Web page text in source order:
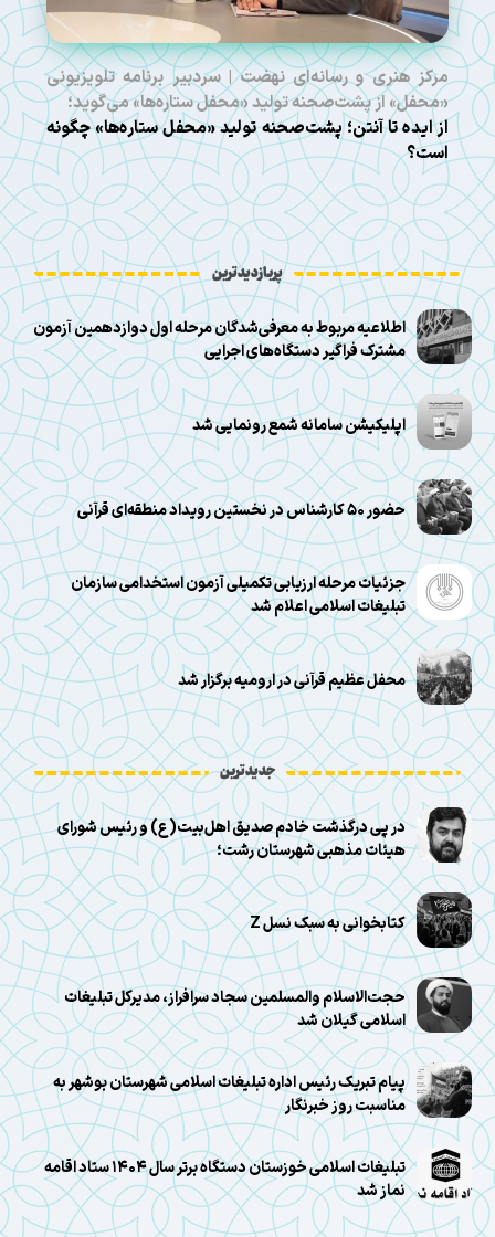
مرکز هنری و رسانه‌ای نهضت | سردبیر برنامه تلویزیونی
«محفل» از پشت‌صحنه تولید «محفل ستاره‌ها» می‌گوید؛
از ایده تا آنتن؛ پشت‌صحنه تولید «محفل ستاره‌ها» چگونه
است؟
پربازدیدترین
اطلاعیه مربوط به معرفی‌شدگان مرحله اول دوازدهمین آزمون
مشترک فراگیر دستگاه‌های اجرایی
اپلیکیشن سامانه شمع رونمایی شد
حضور ۵۰ کارشناس در نخستین رویداد منطقه‌ای قرآنی
جزئیات مرحله ارزیابی تکمیلی آزمون استخدامی سازمان
تبلیغات اسلامی اعلام شد
محفل عظیم قرآنی در ارومیه برگزار شد
جدیدترین
در پی درگذشت خادم صدیق اهل‌بیت(ع) و رئیس شورای
هیئات مذهبی شهرستان رشت؛
کتابخوانی به سبک نسل Z
حجت‌الاسلام والمسلمین سجاد سرافراز، مدیرکل تبلیغات
اسلامی گیلان شد
پیام تبریک رئیس اداره تبلیغات اسلامی شهرستان بوشهر به
مناسبت روز خبرنگار
تبلیغات اسلامی خوزستان دستگاه برتر سال ۱۴۰۴ ستاد اقامه
نماز شد